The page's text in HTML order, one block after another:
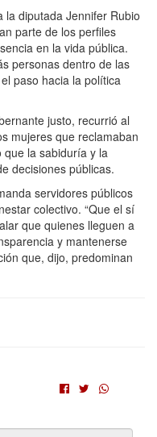
la diputada Jennifer Rubio
parte de los perfiles
en la vida pública.
personas dentro de las
paso hacia la política
justo, recurrió al
mujeres que reclamaban
que la sabiduría y la
decisiones públicas.
servidores públicos
colectivo. “Que el sí
que quienes lleguen a
y mantenerse
que, dijo, predominan